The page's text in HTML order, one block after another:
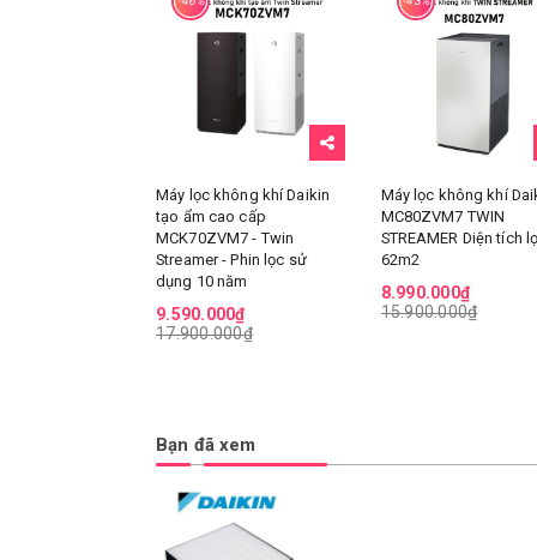
Máy lọc không khí Daikin
tạo ẩm cao cấp
MCK70ZVM7 - Twin
Streamer - Phin lọc sử
dụng 10 năm
9.590.000₫
17.900.000₫
Máy lọc không khí
MC80ZVM7 TWIN
STREAMER Diện tích
62m2
8.990.000₫
15.900.000₫
Bạn đã xem